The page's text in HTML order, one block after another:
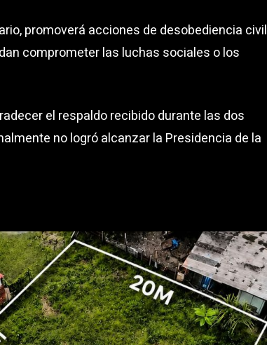
promoverá acciones de desobediencia civil
comprometer las luchas sociales o los
el respaldo recibido durante las dos
no logró alcanzar la Presidencia de la